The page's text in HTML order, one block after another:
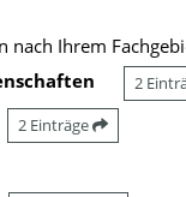
nach Ihrem
2
2 Einträge